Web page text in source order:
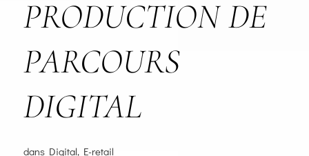
PRODUCTION DE
PARCOURS
DIGITAL
dans Digital, E-retail